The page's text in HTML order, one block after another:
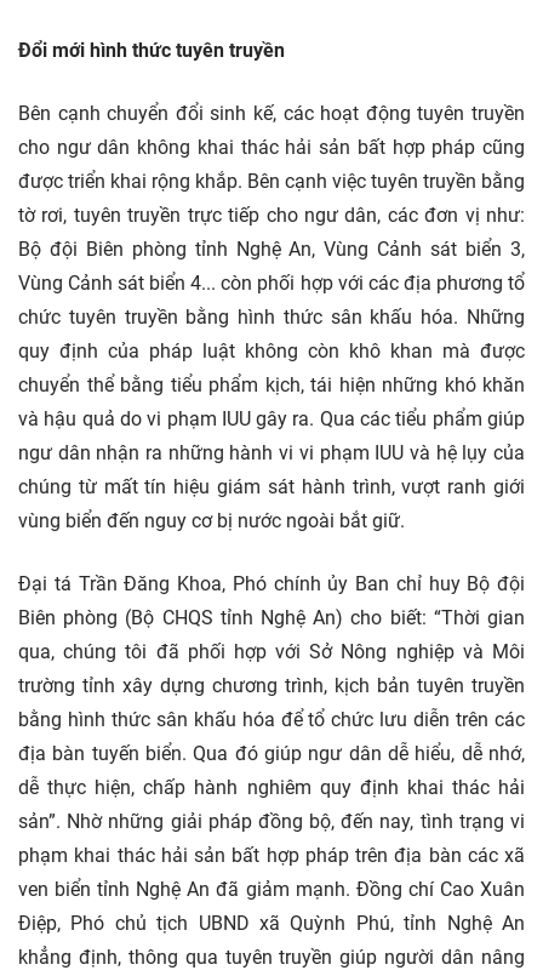
Đổi mới hình thức tuyên truyền
Bên cạnh chuyển đổi sinh kế, các hoạt động tuyên truyền
cho ngư dân không khai thác hải sản bất hợp pháp cũng
được triển khai rộng khắp. Bên cạnh việc tuyên truyền bằng
tờ rơi, tuyên truyền trực tiếp cho ngư dân, các đơn vị như:
Bộ đội Biên phòng tỉnh Nghệ An, Vùng Cảnh sát biển 3,
Vùng Cảnh sát biển 4... còn phối hợp với các địa phương tổ
chức tuyên truyền bằng hình thức sân khấu hóa. Những
quy định của pháp luật không còn khô khan mà được
chuyển thể bằng tiểu phẩm kịch, tái hiện những khó khăn
và hậu quả do vi phạm IUU gây ra. Qua các tiểu phẩm giúp
ngư dân nhận ra những hành vi vi phạm IUU và hệ lụy của
chúng từ mất tín hiệu giám sát hành trình, vượt ranh giới
vùng biển đến nguy cơ bị nước ngoài bắt giữ.
Đại tá Trần Đăng Khoa, Phó chính ủy Ban chỉ huy Bộ đội
Biên phòng (Bộ CHQS tỉnh Nghệ An) cho biết: “Thời gian
qua, chúng tôi đã phối hợp với Sở Nông nghiệp và Môi
trường tỉnh xây dựng chương trình, kịch bản tuyên truyền
bằng hình thức sân khấu hóa để tổ chức lưu diễn trên các
địa bàn tuyến biển. Qua đó giúp ngư dân dễ hiểu, dễ nhớ,
dễ thực hiện, chấp hành nghiêm quy định khai thác hải
sản”. Nhờ những giải pháp đồng bộ, đến nay, tình trạng vi
phạm khai thác hải sản bất hợp pháp trên địa bàn các xã
ven biển tỉnh Nghệ An đã giảm mạnh. Đồng chí Cao Xuân
Điệp, Phó chủ tịch UBND xã Quỳnh Phú, tỉnh Nghệ An
khẳng định, thông qua tuyên truyền giúp người dân nâng